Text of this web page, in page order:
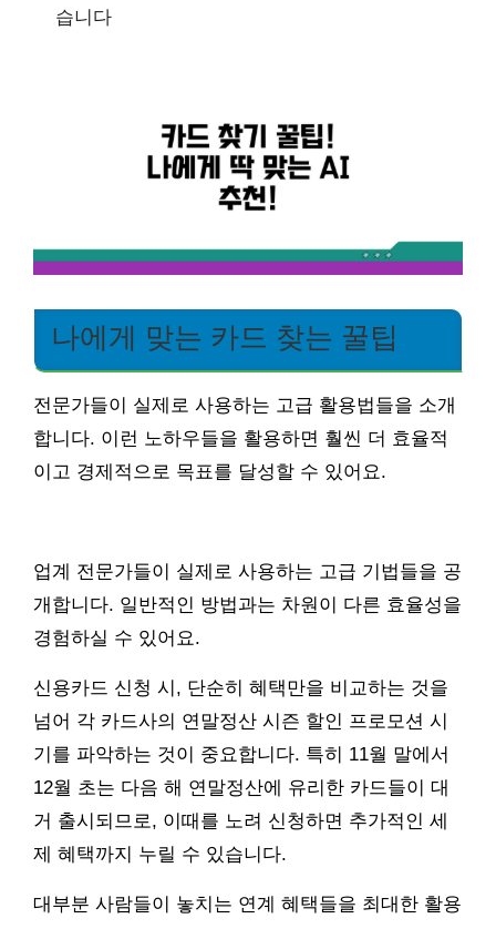
습니다
나에게 맞는 카드 찾는 꿀팁
전문가들이 실제로 사용하는 고급 활용법들을 소개
합니다. 이런 노하우들을 활용하면 훨씬 더 효율적
이고 경제적으로 목표를 달성할 수 있어요.
업계 전문가들이 실제로 사용하는 고급 기법들을 공
개합니다. 일반적인 방법과는 차원이 다른 효율성을
경험하실 수 있어요.
신용카드 신청 시, 단순히 혜택만을 비교하는 것을
넘어 각 카드사의 연말정산 시즌 할인 프로모션 시
기를 파악하는 것이 중요합니다. 특히 11월 말에서
12월 초는 다음 해 연말정산에 유리한 카드들이 대
거 출시되므로, 이때를 노려 신청하면 추가적인 세
제 혜택까지 누릴 수 있습니다.
대부분 사람들이 놓치는 연계 혜택들을 최대한 활용